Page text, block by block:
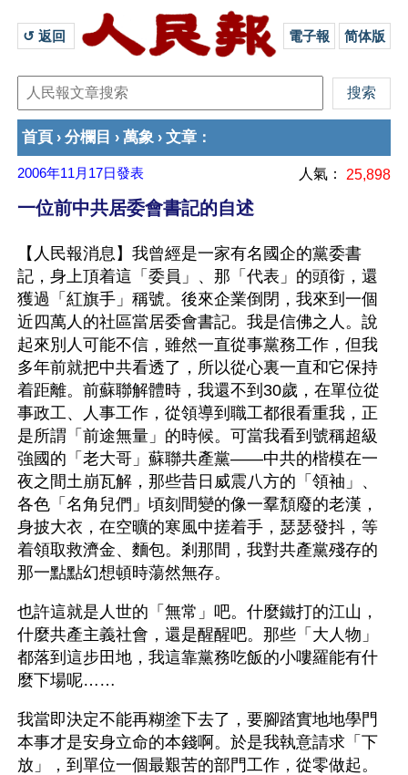
↺ 返回 電子報 简体版
首頁 › 分欄目 › 萬象 › 文章 ：
2006年11月17日發表 人氣： 25,898
一位前中共居委會書記的自述
【人民報消息】我曾經是一家有名國企的黨委書
記，身上頂着這「委員」、那「代表」的頭銜，還
獲過「紅旗手」稱號。後來企業倒閉，我來到一個
近四萬人的社區當居委會書記。我是信佛之人。說
起來別人可能不信，雖然一直從事黨務工作，但我
多年前就把中共看透了，所以從心裏一直和它保持
着距離。前蘇聯解體時，我還不到30歲，在單位從
事政工、人事工作，從領導到職工都很看重我，正
是所謂「前途無量」的時候。可當我看到號稱超級
強國的「老大哥」蘇聯共產黨——中共的楷模在一
夜之間土崩瓦解，那些昔日威震八方的「領袖」、
各色「名角兒們」頃刻間變的像一羣頹廢的老漢，
身披大衣，在空曠的寒風中搓着手，瑟瑟發抖，等
着領取救濟金、麵包。剎那間，我對共產黨殘存的
那一點點幻想頓時蕩然無存。
也許這就是人世的「無常」吧。什麼鐵打的江山，
什麼共產主義社會，還是醒醒吧。那些「大人物」
都落到這步田地，我這靠黨務吃飯的小嘍羅能有什
麼下場呢……
我當即決定不能再糊塗下去了，要腳踏實地地學門
本事才是安身立命的本錢啊。於是我執意請求「下
放」，到單位一個最艱苦的部門工作，從零做起。